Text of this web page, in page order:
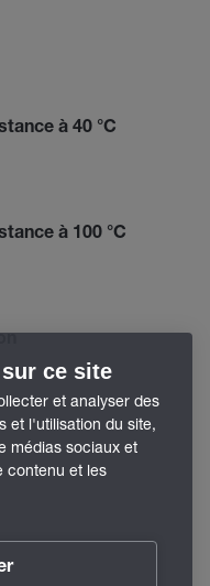
à 40 °C
à 100 °C
ce site
et analyser des
et l'utilisation du site,
médias sociaux et
contenu et les